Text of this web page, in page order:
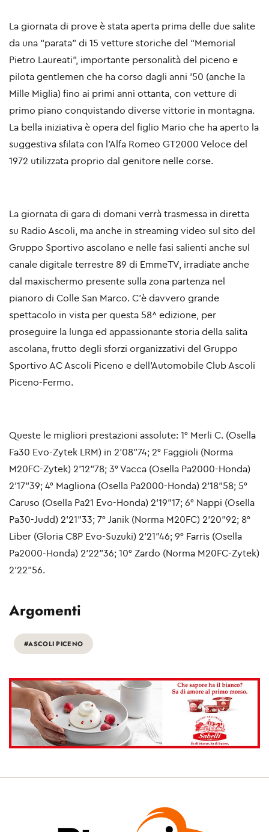
La giornata di prove è stata aperta prima delle due salite
da una “parata” di 15 vetture storiche del “Memorial
Pietro Laureati”, importante personalità del piceno e
pilota gentlemen che ha corso dagli anni ’50 (anche la
Mille Miglia) fino ai primi anni ottanta, con vetture di
primo piano conquistando diverse vittorie in montagna.
La bella iniziativa è opera del figlio Mario che ha aperto la
suggestiva sfilata con l’Alfa Romeo GT2000 Veloce del
1972 utilizzata proprio dal genitore nelle corse.
La giornata di gara di domani verrà trasmessa in diretta
su Radio Ascoli, ma anche in streaming video sul sito del
Gruppo Sportivo ascolano e nelle fasi salienti anche sul
canale digitale terrestre 89 di EmmeTV, irradiate anche
dal maxischermo presente sulla zona partenza nel
pianoro di Colle San Marco. C’è davvero grande
spettacolo in vista per questa 58^ edizione, per
proseguire la lunga ed appassionante storia della salita
ascolana, frutto degli sforzi organizzativi del Gruppo
Sportivo AC Ascoli Piceno e dell’Automobile Club Ascoli
Piceno-Fermo.
Queste le migliori prestazioni assolute: 1° Merli C. (Osella
Fa30 Evo-Zytek LRM) in 2’08”74; 2° Faggioli (Norma
M20FC-Zytek) 2’12”78; 3° Vacca (Osella Pa2000-Honda)
2’17”39; 4° Magliona (Osella Pa2000-Honda) 2’18”58; 5°
Caruso (Osella Pa21 Evo-Honda) 2’19”17; 6° Nappi (Osella
Pa30-Judd) 2’21”33; 7° Janik (Norma M20FC) 2’20”92; 8°
Liber (Gloria C8P Evo-Suzuki) 2’21”46; 9° Farris (Osella
Pa2000-Honda) 2’22”36; 10° Zardo (Norma M20FC-Zytek)
2’22”56.
Argomenti
#ASCOLI PICENO